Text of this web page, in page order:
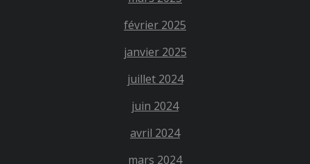
février 2025
janvier 2025
juillet 2024
juin 2024
avril 2024
mars 2024